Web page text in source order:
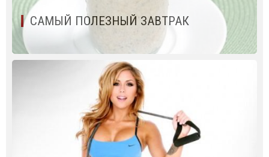
САМЫЙ ПОЛЕЗНЫЙ ЗАВТРАК